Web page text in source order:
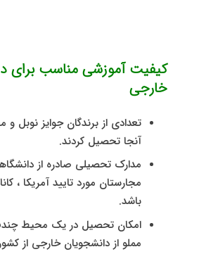
کیفیت آموزشی مناسب برای
خارجی
تعدادی از برندگان جوایز نوبل
آنجا تحصیل کردند.
مدارک تحصیلی صادره از
مجارستان مورد تایید آمریکا ،
باشد.
امکان تحصیل در یک محیط
مملو از دانشجویان خارجی از